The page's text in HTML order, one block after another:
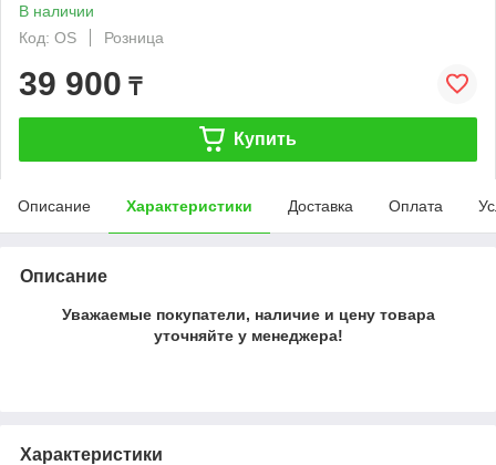
В наличии
Код: OS
Розница
39 900 ₸
Купить
Описание Характеристики Доставка Оплата
Описание
Уважаемые покупатели, наличие и цену товара
уточняйте у менеджера!
Характеристики